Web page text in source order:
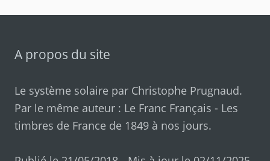
A propos du site
Le système solaire par Christophe Prugnaud.
Par le même auteur : Le Franc Français - Les
timbres de France de 1849 à nos jours.